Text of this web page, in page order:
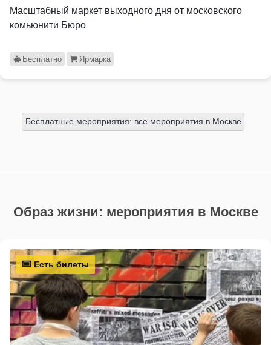
Масштабный маркет выходного дня от московского
комьюнити Бюро
Бесплатно Ярмарка
Бесплатные мероприятия: все мероприятия в Москве
Образ жизни: мероприятия в Москве
Есть билеты